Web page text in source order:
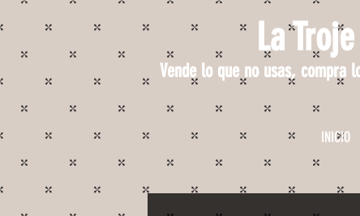
La Troje
Vende lo que no usas, compra
INICIO